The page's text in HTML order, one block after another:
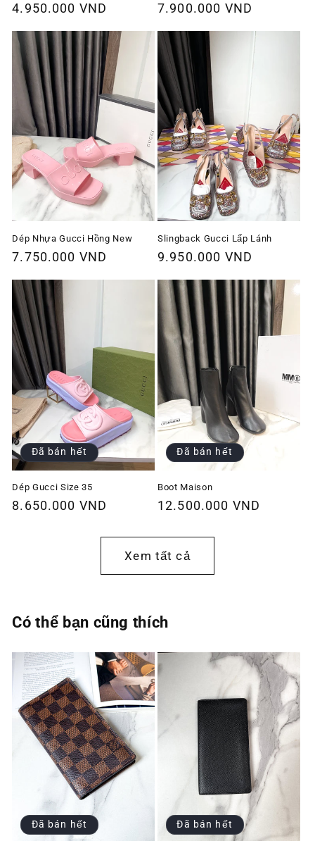
Giá
thường
4.950.000 VND
Giá
thường
7.900.000 VND
Dép Nhựa Gucci Hồng New
Giá
thường
7.750.000 VND
Slingback Gucci Lấp Lánh
Giá
thường
9.950.000 VND
Đã bán hết
Dép Gucci Size 35
Giá
8.650.000 VND
Đã bán hết
Boot Maison
Giá
thường
12.500.000 VND
Xem tất cả
Có thể bạn cũng thích
Đã bán hết Đã bán hết